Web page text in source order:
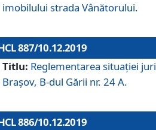
imobilului strada Vânătorului.
887/10.12.2019
Titlu: Reglementarea situației
Brașov, B-dul Gării nr. 24 A.
886/10.12.2019